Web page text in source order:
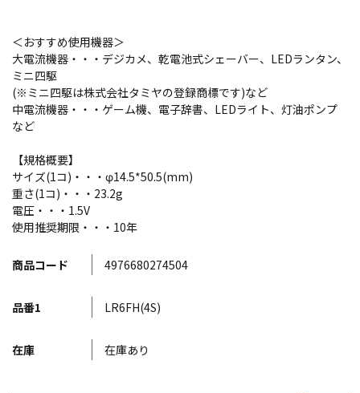
商品コード 4976680274504
品番1 LR6FH(4S)
在庫 在庫あり
＜おすすめ使用機器＞
大電流機器・・・デジカメ、乾電池式シェーバー、LEDランタン、
ミニ四駆
(※ミニ四駆は株式会社タミヤの登録商標です)など
中電流機器・・・ゲーム機、電子辞書、LEDライト、灯油ポンプ
など
【規格概要】
サイズ(1コ)・・・φ14.5*50.5(mm)
重さ(1コ)・・・23.2g
電圧・・・1.5V
使用推奨期限・・・10年